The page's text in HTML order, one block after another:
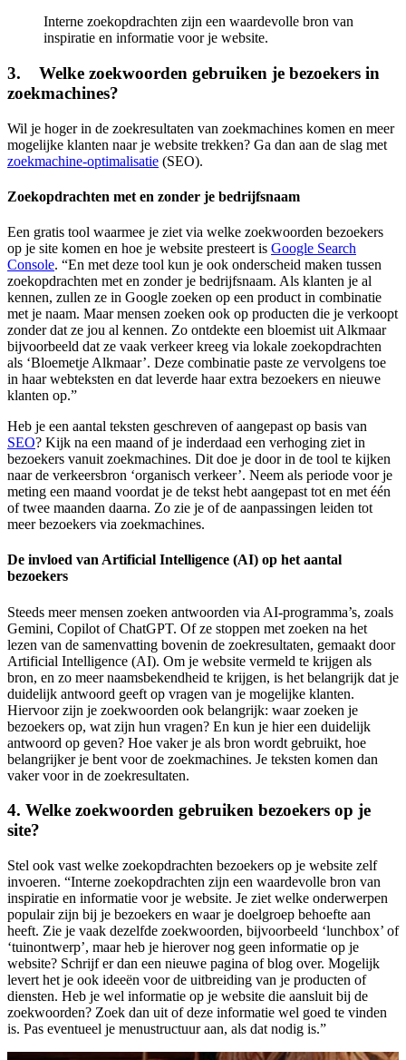
Interne zoekopdrachten zijn een waardevolle bron van
inspiratie en informatie voor je website.
3. Welke zoekwoorden gebruiken je bezoekers in
zoekmachines?
Wil je hoger in de zoekresultaten van zoekmachines komen en meer
mogelijke klanten naar je website trekken? Ga dan aan de slag met
zoekmachine-optimalisatie (SEO).
Zoekopdrachten met en zonder je bedrijfsnaam
Een gratis tool waarmee je ziet via welke zoekwoorden bezoekers
op je site komen en hoe je website presteert is Google Search
Console. “En met deze tool kun je ook onderscheid maken tussen
zoekopdrachten met en zonder je bedrijfsnaam. Als klanten je al
kennen, zullen ze in Google zoeken op een product in combinatie
met je naam. Maar mensen zoeken ook op producten die je verkoopt
zonder dat ze jou al kennen. Zo ontdekte een bloemist uit Alkmaar
bijvoorbeeld dat ze vaak verkeer kreeg via lokale zoekopdrachten
als ‘Bloemetje Alkmaar’. Deze combinatie paste ze vervolgens toe
in haar webteksten en dat leverde haar extra bezoekers en nieuwe
klanten op.”
Heb je een aantal teksten geschreven of aangepast op basis van
SEO? Kijk na een maand of je inderdaad een verhoging ziet in
bezoekers vanuit zoekmachines. Dit doe je door in de tool te kijken
naar de verkeersbron ‘organisch verkeer’. Neem als periode voor je
meting een maand voordat je de tekst hebt aangepast tot en met één
of twee maanden daarna. Zo zie je of de aanpassingen leiden tot
meer bezoekers via zoekmachines.
De invloed van Artificial Intelligence (AI) op het aantal
bezoekers
Steeds meer mensen zoeken antwoorden via AI-programma’s, zoals
Gemini, Copilot of ChatGPT. Of ze stoppen met zoeken na het
lezen van de samenvatting bovenin de zoekresultaten, gemaakt door
Artificial Intelligence (AI). Om je website vermeld te krijgen als
bron, en zo meer naamsbekendheid te krijgen, is het belangrijk dat je
duidelijk antwoord geeft op vragen van je mogelijke klanten.
Hiervoor zijn je zoekwoorden ook belangrijk: waar zoeken je
bezoekers op, wat zijn hun vragen? En kun je hier een duidelijk
antwoord op geven? Hoe vaker je als bron wordt gebruikt, hoe
belangrijker je bent voor de zoekmachines. Je teksten komen dan
vaker voor in de zoekresultaten.
4. Welke zoekwoorden gebruiken bezoekers op je
site?
Stel ook vast welke zoekopdrachten bezoekers op je website zelf
invoeren. “Interne zoekopdrachten zijn een waardevolle bron van
inspiratie en informatie voor je website. Je ziet welke onderwerpen
populair zijn bij je bezoekers en waar je doelgroep behoefte aan
heeft. Zie je vaak dezelfde zoekwoorden, bijvoorbeeld ‘lunchbox’ of
‘tuinontwerp’, maar heb je hierover nog geen informatie op je
website? Schrijf er dan een nieuwe pagina of blog over. Mogelijk
levert het je ook ideeën voor de uitbreiding van je producten of
diensten. Heb je wel informatie op je website die aansluit bij de
zoekwoorden? Zoek dan uit of deze informatie wel goed te vinden
is. Pas eventueel je menustructuur aan, als dat nodig is.”